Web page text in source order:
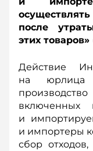
после
этих
Действие
на юрлица
включенных
и
и импортеры
сбор